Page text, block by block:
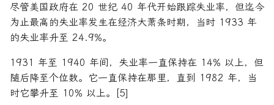
尽管美国政府在 20 世纪 40 年代开始跟踪失业率，但迄今
为止最高的失业率发生在经济大萧条时期，当时 1933 年
的失业率升至 24.9%。
1931 年至 1940 年间，失业率一直保持在 14% 以上，但
随后降至个位数。它一直保持在那里，直到 1982 年，当
时它攀升至 10% 以上。[5]